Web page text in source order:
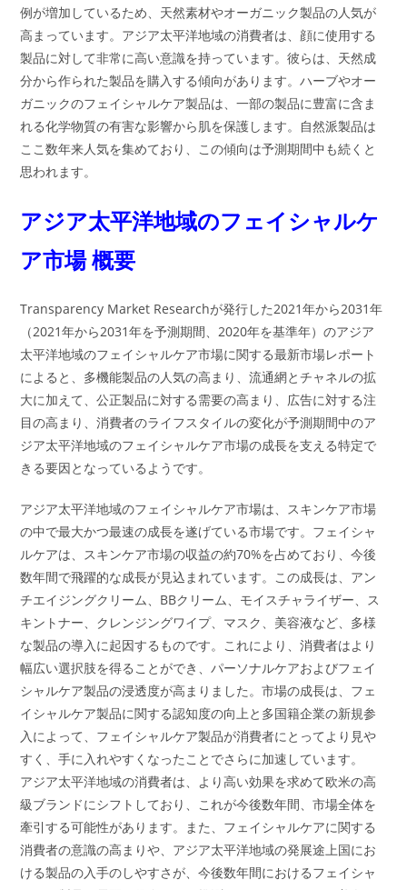
例が増加しているため、天然素材やオーガニック製品の人気が
高まっています。アジア太平洋地域の消費者は、顔に使用する
製品に対して非常に高い意識を持っています。彼らは、天然成
分から作られた製品を購入する傾向があります。ハーブやオー
ガニックのフェイシャルケア製品は、一部の製品に豊富に含ま
れる化学物質の有害な影響から肌を保護します。自然派製品は
ここ数年来人気を集めており、この傾向は予測期間中も続くと
思われます。
アジア太平洋地域のフェイシャルケ
ア市場 概要
Transparency Market Researchが発行した2021年から2031年
（2021年から2031年を予測期間、2020年を基準年）のアジア
太平洋地域のフェイシャルケア市場に関する最新市場レポート
によると、多機能製品の人気の高まり、流通網とチャネルの拡
大に加えて、公正製品に対する需要の高まり、広告に対する注
目の高まり、消費者のライフスタイルの変化が予測期間中のア
ジア太平洋地域のフェイシャルケア市場の成長を支える特定で
きる要因となっているようです。
アジア太平洋地域のフェイシャルケア市場は、スキンケア市場
の中で最大かつ最速の成長を遂げている市場です。フェイシャ
ルケアは、スキンケア市場の収益の約70%を占めており、今後
数年間で飛躍的な成長が見込まれています。この成長は、アン
チエイジングクリーム、BBクリーム、モイスチャライザー、ス
キントナー、クレンジングワイプ、マスク、美容液など、多様
な製品の導入に起因するものです。これにより、消費者はより
幅広い選択肢を得ることができ、パーソナルケアおよびフェイ
シャルケア製品の浸透度が高まりました。市場の成長は、フェ
イシャルケア製品に関する認知度の向上と多国籍企業の新規参
入によって、フェイシャルケア製品が消費者にとってより見や
すく、手に入れやすくなったことでさらに加速しています。
アジア太平洋地域の消費者は、より高い効果を求めて欧米の高
級ブランドにシフトしており、これが今後数年間、市場全体を
牽引する可能性があります。また、フェイシャルケアに関する
消費者の意識の高まりや、アジア太平洋地域の発展途上国にお
ける製品の入手のしやすさが、今後数年間におけるフェイシャ